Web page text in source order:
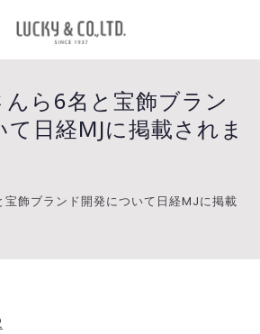
Luck
y&C
o.,Ltd
.（ラ
アンドカンパ
ニー）
ら6名と宝飾ブラン
て日経MJに掲載されま
飾ブランド開発について日経MJに掲載